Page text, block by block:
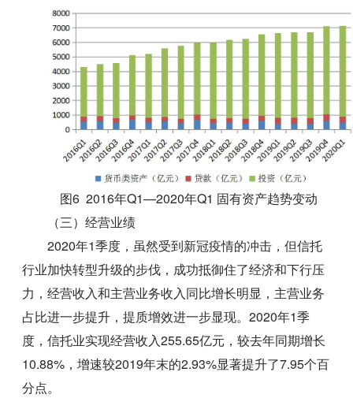
图6 2016年Q1—2020年Q1 固有资产趋势变动
（三）经营业绩
2020年1季度，虽然受到新冠疫情的冲击，但信托
行业加快转型升级的步伐，成功抵御住了经济和下行压
力，经营收入和主营业务收入同比增长明显，主营业务
占比进一步提升，提质增效进一步显现。2020年1季
度，信托业实现经营收入255.65亿元，较去年同期增长
10.88%，增速较2019年末的2.93%显著提升了7.95个百
分点。